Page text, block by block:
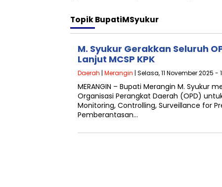
TopikBupatiMSyukur
M. Syukur Gerakkan Seluruh
Lanjut MCSP KPK
Daerah | Merangin | Selasa, 11 November 2025 -
MERANGIN – Bupati Merangin M. Syukur
Organisasi Perangkat Daerah (OPD)
Monitoring, Controlling, Surveillance for
Pemberantasan…